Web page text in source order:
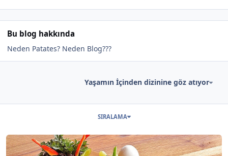
Bu blog hakkında
Neden Patates? Neden Blog???
Yaşamın İçinden dizinine göz atıyor
SIRALAMA
Şunun hakkında daha oku: Dünya Yemekleri ve Batılı Ülkeler -